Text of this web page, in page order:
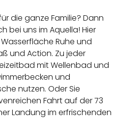
die ganze Familie? Dann
bei uns im Aquella! Hier
Ruhe und
und Action. Zu jeder
mit Wellenbad und
und
nutzen. Oder Sie
Fahrt auf der 73
Landung im erfrischenden